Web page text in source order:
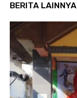
BERITA LAINNYA